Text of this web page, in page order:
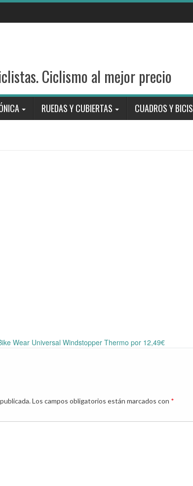
Ciclismo al mejor precio
RUEDAS Y CUBIERTAS CUADROS Y BICIS
Wear Universal Windstopper Thermo por 12,49€
Los campos obligatorios están marcados con *